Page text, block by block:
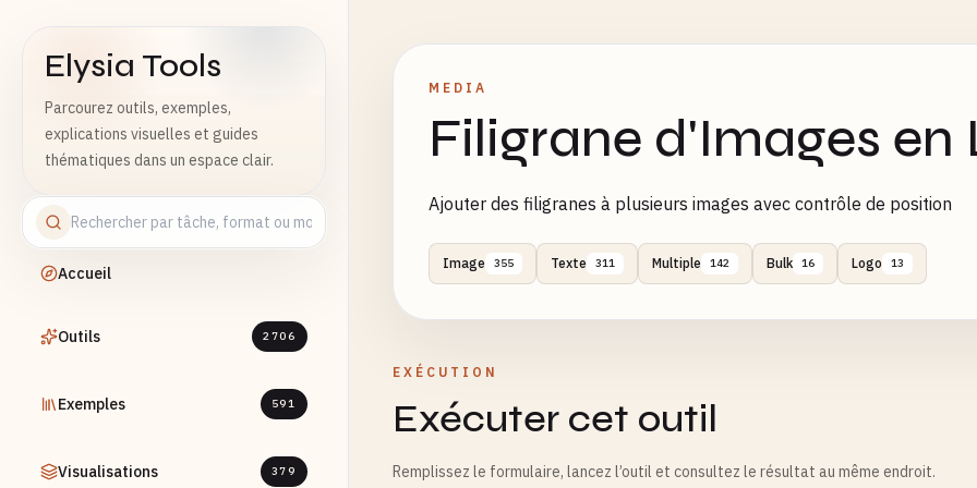
Elysia Tools
Parcourez outils, exemples,
explications visuelles et guides
thématiques dans un espace clair.
Accueil
Outils 2706
Exemples 591
Visualisations 379
MEDIA
Filigrane d'Images en
Ajouter des filigranes à plusieurs images avec contrôle de position
Image 355 Texte 311 Multiple 142 Bulk 16 Logo 13
EXÉCUTION
Exécuter cet outil
Remplissez le formulaire, lancez l’outil et consultez le résultat au même endroit.